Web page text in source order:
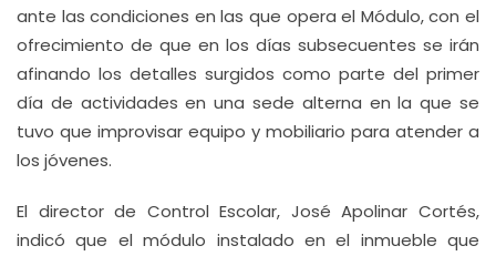
ante las condiciones en las que opera el Módulo, con el
ofrecimiento de que en los días subsecuentes se irán
afinando los detalles surgidos como parte del primer
día de actividades en una sede alterna en la que se
tuvo que improvisar equipo y mobiliario para atender a
los jóvenes.
El director de Control Escolar, José Apolinar Cortés,
indicó que el módulo instalado en el inmueble que